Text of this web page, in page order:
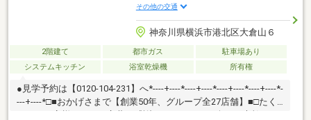
その他の交通
神奈川県横浜市港北区大倉山６
2階建て 都市ガス
駐車場あり
システムキッチン
浴室乾燥機 所有権
●見学予約は【0120-104-231】へ*----+----*----+----*----+----*----+----*-
---+----*□■おかげさまで【創業50年、グループ全27店舗】■□たく
さんのお客様からのお言葉に感謝してこれからも楽しく素敵なお